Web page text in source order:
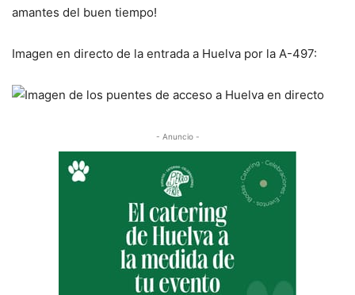
amantes del buen tiempo!
Imagen en directo de la entrada a Huelva por la A-497:
- Anuncio -